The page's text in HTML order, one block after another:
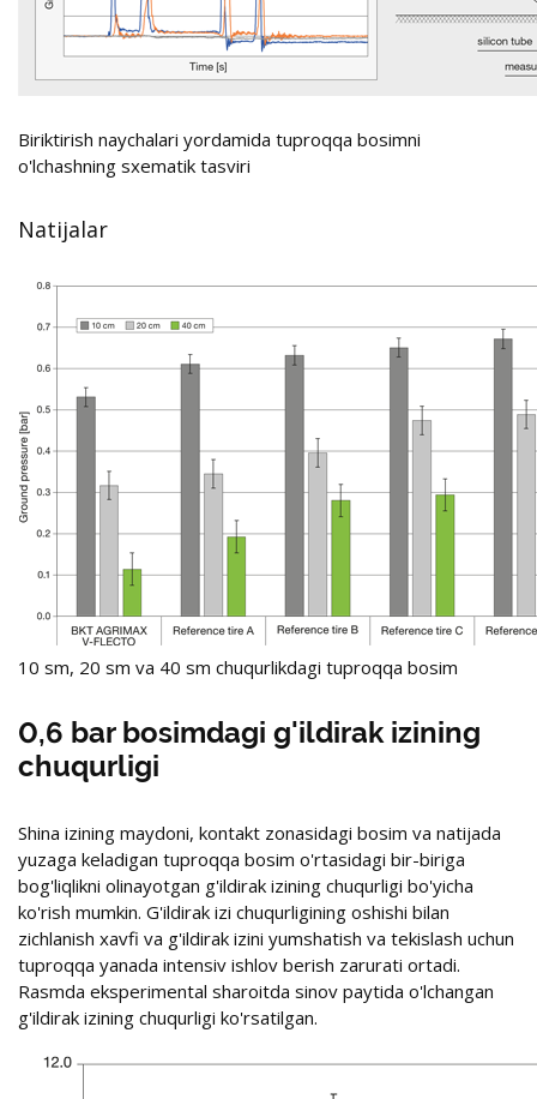
Biriktirish naychalari yordamida tuproqqa bosimni
o'lchashning sxematik tasviri
Natijalar
10 sm, 20 sm va 40 sm chuqurlikdagi tuproqqa bosim
0,6 bar bosimdagi g'ildirak izining
chuqurligi
Shina izining maydoni, kontakt zonasidagi bosim va natijada
yuzaga keladigan tuproqqa bosim o'rtasidagi bir-biriga
bog'liqlikni olinayotgan g'ildirak izining chuqurligi bo'yicha
ko'rish mumkin. G'ildirak izi chuqurligining oshishi bilan
zichlanish xavfi va g'ildirak izini yumshatish va tekislash uchun
tuproqqa yanada intensiv ishlov berish zarurati ortadi.
Rasmda eksperimental sharoitda sinov paytida o'lchangan
g'ildirak izining chuqurligi ko'rsatilgan.